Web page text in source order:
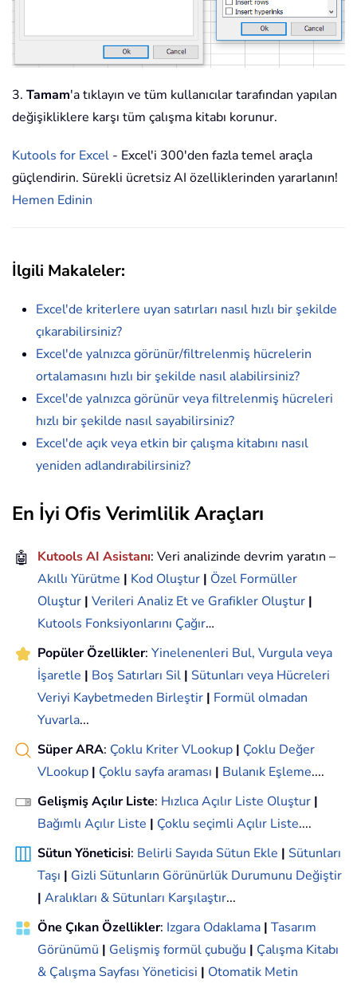
3. Tamam'a tıklayın ve tüm kullanıcılar tarafından yapılan
değişikliklere karşı tüm çalışma kitabı korunur.
Kutools for Excel - Excel'i 300'den fazla temel araçla
güçlendirin. Sürekli ücretsiz AI özelliklerinden yararlanın!
Hemen Edinin
İlgili Makaleler:
Excel'de kriterlere uyan satırları nasıl hızlı bir şekilde
çıkarabilirsiniz?
Excel'de yalnızca görünür/filtrelenmiş hücrelerin
ortalamasını hızlı bir şekilde nasıl alabilirsiniz?
Excel'de yalnızca görünür veya filtrelenmiş hücreleri
hızlı bir şekilde nasıl sayabilirsiniz?
Excel'de açık veya etkin bir çalışma kitabını nasıl
yeniden adlandırabilirsiniz?
En İyi Ofis Verimlilik Araçları
🤖 Kutools AI Asistanı: Veri analizinde devrim yaratın –
Akıllı Yürütme | Kod Oluştur | Özel Formüller
Oluştur | Verileri Analiz Et ve Grafikler Oluştur |
Kutools Fonksiyonlarını Çağır…
Popüler Özellikler: Yinelenenleri Bul, Vurgula veya
İşaretle | Boş Satırları Sil | Sütunları veya Hücreleri
Veriyi Kaybetmeden Birleştir | Formül olmadan
Yuvarla...
Süper ARA: Çoklu Kriter VLookup | Çoklu Değer
VLookup | Çoklu sayfa araması | Bulanık Eşleme....
Gelişmiş Açılır Liste: Hızlıca Açılır Liste Oluştur |
Bağımlı Açılır Liste | Çoklu seçimli Açılır Liste....
Sütun Yöneticisi: Belirli Sayıda Sütun Ekle | Sütunları
Taşı | Gizli Sütunların Görünürlük Durumunu Değiştir
| Aralıkları & Sütunları Karşılaştır...
Öne Çıkan Özellikler: Izgara Odaklama | Tasarım
Görünümü | Gelişmiş formül çubuğu | Çalışma Kitabı
& Çalışma Sayfası Yöneticisi | Otomatik Metin